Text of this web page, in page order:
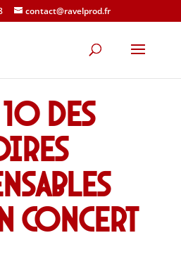
contact@ravelprod.fr
des
concert